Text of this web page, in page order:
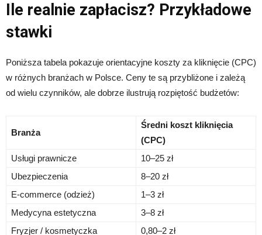
Ile realnie zapłacisz? Przykładowe
stawki
Poniższa tabela pokazuje orientacyjne koszty za kliknięcie (CPC)
w różnych branżach w Polsce. Ceny te są przybliżone i zależą
od wielu czynników, ale dobrze ilustrują rozpiętość budżetów:
Branża
Średni koszt kliknięcia
(CPC)
Usługi prawnicze
10–25 zł
Ubezpieczenia
8–20 zł
E-commerce (odzież)
1–3 zł
Medycyna estetyczna
3–8 zł
Fryzjer / kosmetyczka
0,80–2 zł